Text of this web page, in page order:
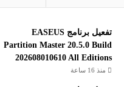
تفعيل برنامج EASEUS
Partition Master 20.5.0 Build
202608010610 All Editions
منذ 16 ساعة